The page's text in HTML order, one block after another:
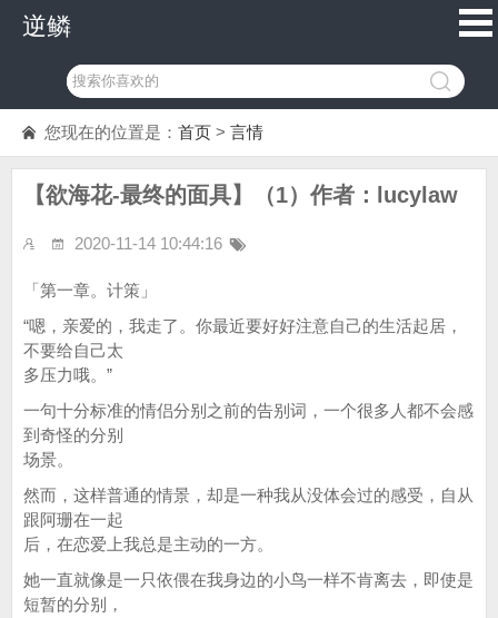
逆鳞
您现在的位置是： 首页 > 言情
【欲海花-最终的面具】（1）作者：lucylaw
2020-11-14 10:44:16
「第一章。计策」
“嗯，亲爱的，我走了。你最近要好好注意自己的生活起居，
不要给自己太
多压力哦。”
一句十分标准的情侣分别之前的告别词，一个很多人都不会感
到奇怪的分别
场景。
然而，这样普通的情景，却是一种我从没体会过的感受，自从
跟阿珊在一起
后，在恋爱上我总是主动的一方。
她一直就像是一只依偎在我身边的小鸟一样不肯离去，即使是
短暂的分别，